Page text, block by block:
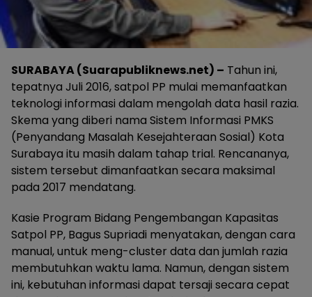
SURABAYA (Suarapubliknews.net) – Tahun ini,
tepatnya Juli 2016, satpol PP mulai memanfaatkan
teknologi informasi dalam mengolah data hasil razia.
Skema yang diberi nama Sistem Informasi PMKS
(Penyandang Masalah Kesejahteraan Sosial) Kota
Surabaya itu masih dalam tahap trial. Rencananya,
sistem tersebut dimanfaatkan secara maksimal
pada 2017 mendatang.
Kasie Program Bidang Pengembangan Kapasitas
Satpol PP, Bagus Supriadi menyatakan, dengan cara
manual, untuk meng-cluster data dan jumlah razia
membutuhkan waktu lama. Namun, dengan sistem
ini, kebutuhan informasi dapat tersaji secara cepat